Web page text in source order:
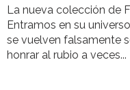
La nueva colección de
Entramos en su
se vuelven falsamente
honrar al rubio a veces...